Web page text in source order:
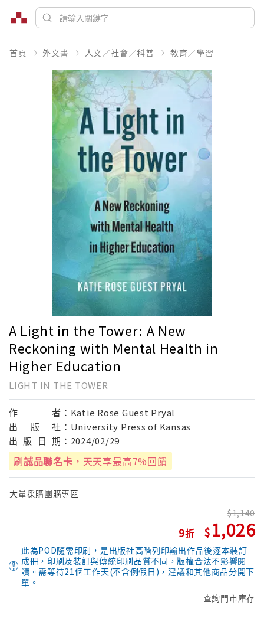
首頁 外文書 人文／社會／科普 教育／學習
A Light in the Tower: A New
Reckoning with Mental Health in
Higher Education
LIGHT IN THE TOWER
作 者： Katie Rose Guest Pryal
出
版 社： University Press of Kansas
出 版 日 期： 2024/02/29
刷誠品聯名卡 ，天天享最高7%回饋
大量採購團購專區
9
1,140
1,026
此為POD隨需印刷，是出版社高階列印輸出作品後逐本裝訂
成冊，印刷及裝訂與傳統印刷品質不同，版權合法不影響閱
讀。需等待21個工作天(不含例假日)，建議和其他商品分開下
單。
查詢門市庫存